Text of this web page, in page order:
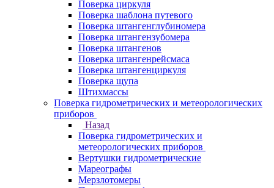
Поверка циркуля
Поверка шаблона путевого
Поверка штангенглубиномера
Поверка штангензубомера
Поверка штангенов
Поверка штангенрейсмаса
Поверка штангенциркуля
Поверка щупа
Штихмассы
Поверка гидрометрических и метеорологических
приборов
Назад
Поверка гидрометрических и
метеорологических приборов
Вертушки гидрометрические
Мареографы
Мерзлотомеры